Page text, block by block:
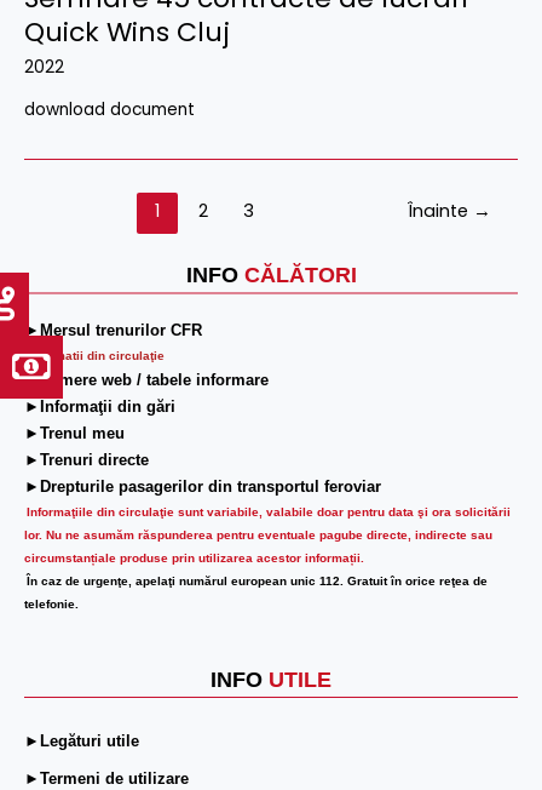
INFO CĂLĂTORI
►Mersul trenurilor CFR
Informatii din circulaţie
►Camere web / tabele informare
►Informaţii din gări
►Trenul meu
►Trenuri directe
►Drepturile pasagerilor din transportul feroviar
Informaţiile din circulaţie sunt variabile, valabile doar pentru data şi ora solicitării
lor. Nu ne asumăm răspunderea pentru eventuale pagube directe, indirecte sau
circumstanțiale produse prin utilizarea acestor informații.
În caz de urgenţe, apelaţi numărul european unic 112. Gratuit în orice reţea de
telefonie.
INFO UTILE
►Legături utile
►Termeni de utilizare
Quick Wins Cluj
2022
download document
1 2 3 Înainte →